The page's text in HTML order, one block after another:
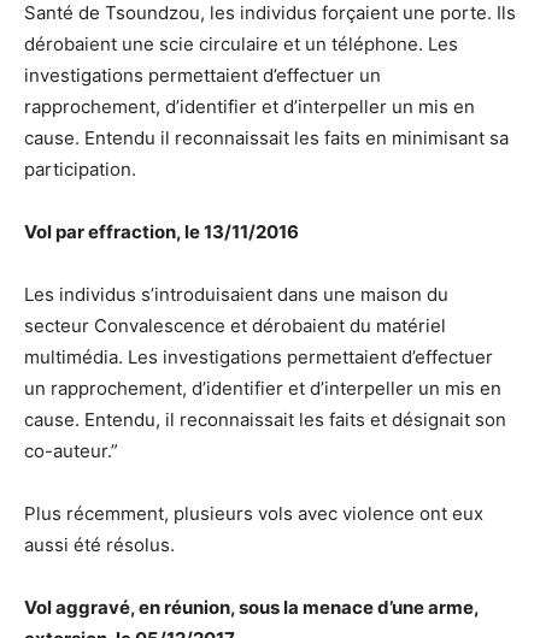
Santé de Tsoundzou, les individus forçaient une porte. Ils
dérobaient une scie circulaire et un téléphone. Les
investigations permettaient d’effectuer un
rapprochement, d’identifier et d’interpeller un mis en
cause. Entendu il reconnaissait les faits en minimisant sa
participation.
Vol par effraction, le 13/11/2016
Les individus s’introduisaient dans une maison du
secteur Convalescence et dérobaient du matériel
multimédia. Les investigations permettaient d’effectuer
un rapprochement, d’identifier et d’interpeller un mis en
cause. Entendu, il reconnaissait les faits et désignait son
co-auteur.”
Plus récemment, plusieurs vols avec violence ont eux
aussi été résolus.
Vol aggravé, en réunion, sous la menace d’une arme,